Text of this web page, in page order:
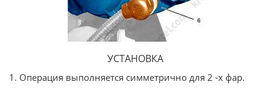
УСТАНОВКА
1. Операция выполняется симметрично для 2 -х фар.